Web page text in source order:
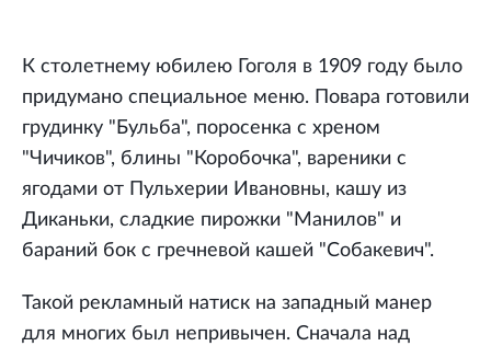
К столетнему юбилею Гоголя в 1909 году было
придумано специальное меню. Повара готовили
грудинку "Бульба", поросенка с хреном
"Чичиков", блины "Коробочка", вареники с
ягодами от Пульхерии Ивановны, кашу из
Диканьки, сладкие пирожки "Манилов" и
бараний бок с гречневой кашей "Собакевич".
Такой рекламный натиск на западный манер
для многих был непривычен. Сначала над